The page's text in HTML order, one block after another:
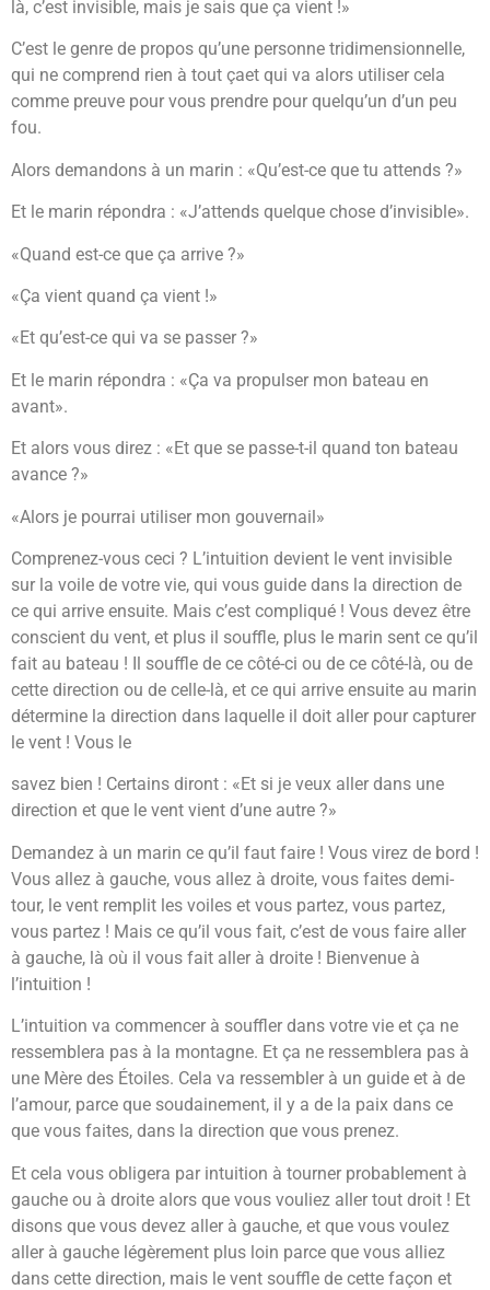
là, c’est invisible, mais je sais que ça vient !»
C’est le genre de propos qu’une personne tridimensionnelle,
qui ne comprend rien à tout çaet qui va alors utiliser cela
comme preuve pour vous prendre pour quelqu’un d’un peu
fou.
Alors demandons à un marin : «Qu’est-ce que tu attends ?»
Et le marin répondra : «J’attends quelque chose d’invisible».
«Quand est-ce que ça arrive ?»
«Ça vient quand ça vient !»
«Et qu’est-ce qui va se passer ?»
Et le marin répondra : «Ça va propulser mon bateau en
avant».
Et alors vous direz : «Et que se passe-t-il quand ton bateau
avance ?»
«Alors je pourrai utiliser mon gouvernail»
Comprenez-vous ceci ? L’intuition devient le vent invisible
sur la voile de votre vie, qui vous guide dans la direction de
ce qui arrive ensuite. Mais c’est compliqué ! Vous devez être
conscient du vent, et plus il souffle, plus le marin sent ce qu’il
fait au bateau ! Il souffle de ce côté-ci ou de ce côté-là, ou de
cette direction ou de celle-là, et ce qui arrive ensuite au marin
détermine la direction dans laquelle il doit aller pour capturer
le vent ! Vous le
savez bien ! Certains diront : «Et si je veux aller dans une
direction et que le vent vient d’une autre ?»
Demandez à un marin ce qu’il faut faire ! Vous virez de bord !
Vous allez à gauche, vous allez à droite, vous faites demi-
tour, le vent remplit les voiles et vous partez, vous partez,
vous partez ! Mais ce qu’il vous fait, c’est de vous faire aller
à gauche, là où il vous fait aller à droite ! Bienvenue à
l’intuition !
L’intuition va commencer à souffler dans votre vie et ça ne
ressemblera pas à la montagne. Et ça ne ressemblera pas à
une Mère des Étoiles. Cela va ressembler à un guide et à de
l’amour, parce que soudainement, il y a de la paix dans ce
que vous faites, dans la direction que vous prenez.
Et cela vous obligera par intuition à tourner probablement à
gauche ou à droite alors que vous vouliez aller tout droit ! Et
disons que vous devez aller à gauche, et que vous voulez
aller à gauche légèrement plus loin parce que vous alliez
dans cette direction, mais le vent souffle de cette façon et